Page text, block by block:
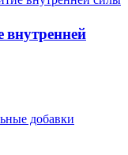
внутренней